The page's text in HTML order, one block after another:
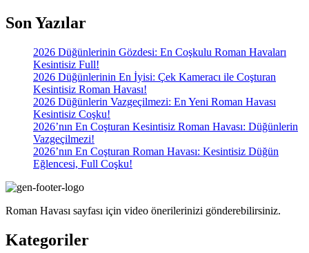
Son Yazılar
2026 Düğünlerinin Gözdesi: En Coşkulu Roman Havaları
Kesintisiz Full!
2026 Düğünlerinin En İyisi: Çek Kameracı ile Coşturan
Kesintisiz Roman Havası!
2026 Düğünlerin Vazgeçilmezi: En Yeni Roman Havası
Kesintisiz Coşku!
2026’nın En Coşturan Kesintisiz Roman Havası: Düğünlerin
Vazgeçilmezi!
2026’nın En Coşturan Roman Havası: Kesintisiz Düğün
Eğlencesi, Full Coşku!
Roman Havası sayfası için video önerilerinizi gönderebilirsiniz.
Kategoriler